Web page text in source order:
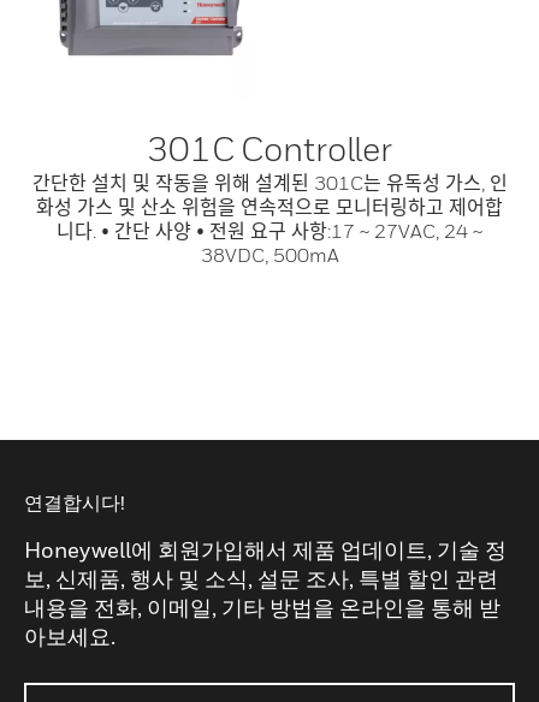
301C Controller
간단한 설치 및 작동을 위해 설계된 301C는 유독성 가스, 인
화성 가스 및 산소 위험을 연속적으로 모니터링하고 제어합
니다. • 간단 사양 • 전원 요구 사항:17 ~ 27VAC, 24 ~
38VDC, 500mA
연결합시다!
Honeywell에 회원가입해서 제품 업데이트, 기술 정
보, 신제품, 행사 및 소식, 설문 조사, 특별 할인 관련
내용을 전화, 이메일, 기타 방법을 온라인을 통해 받
아보세요.